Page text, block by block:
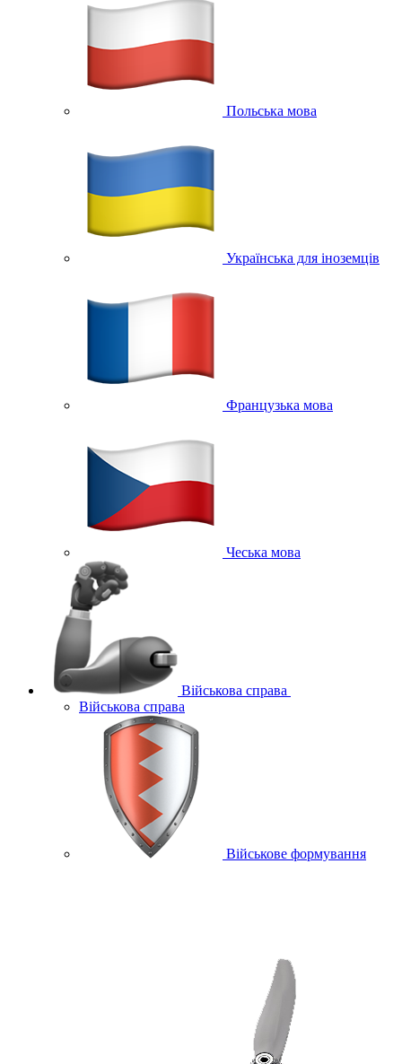
Польська мова
Українська для іноземців
Французька мова
Чеська мова
Військова справа
Військова справа
Військове формування